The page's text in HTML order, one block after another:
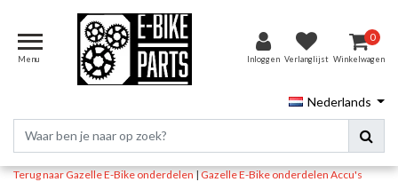
Menu Inloggen Verlanglijst
0
Winkelwagen
Nederlands
Terug naar Gazelle E-Bike onderdelen|Gazelle E-Bike onderdelenAccu's